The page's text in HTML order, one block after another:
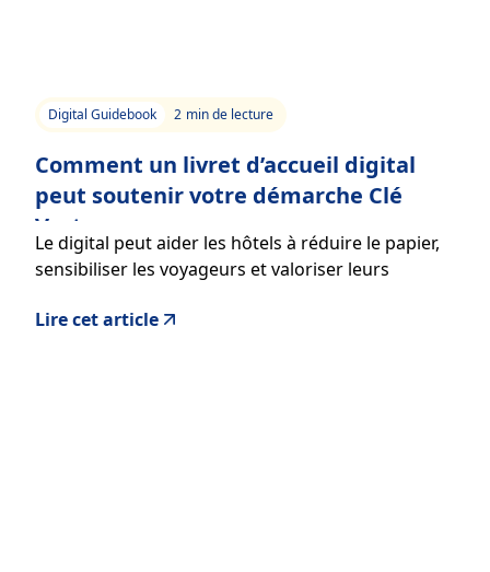
Digital Guidebook 2 min de lecture
Comment un livret d’accueil digital
peut soutenir votre démarche Clé
Verte
Le digital peut aider les hôtels à réduire le papier,
sensibiliser les voyageurs et valoriser leurs
Lire cet article